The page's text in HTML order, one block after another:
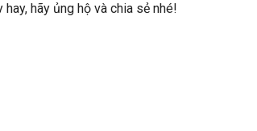
hay, hãy ủng hộ và chia sẻ nhé!